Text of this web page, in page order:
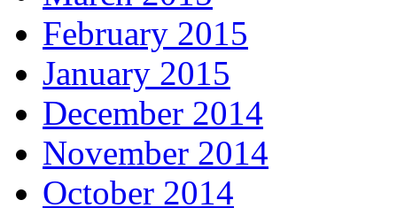
February 2015
January 2015
December 2014
November 2014
October 2014